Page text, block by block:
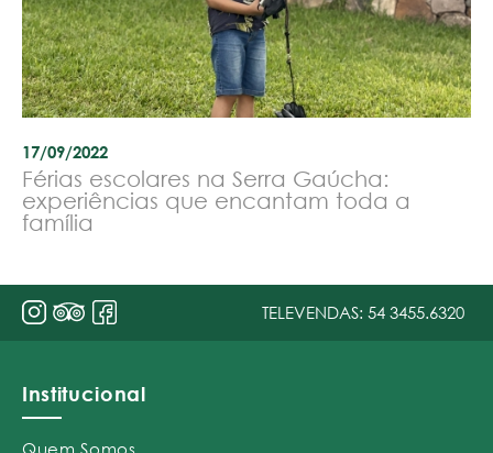
17/09/2022
Férias escolares na Serra Gaúcha:
experiências que encantam toda a
família
TELEVENDAS: 54 3455.6320
Institucional
Quem Somos